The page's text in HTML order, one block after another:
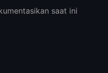
saat ini